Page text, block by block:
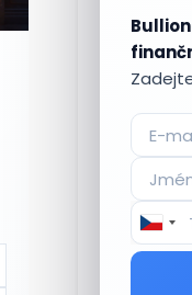
poprvé
členění
výdaje
rozpočet
investice
procent.